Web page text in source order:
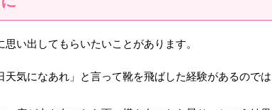
い出してもらいたいことがあります。
気になあれ」と言って靴を飛ばした経験があるのでは